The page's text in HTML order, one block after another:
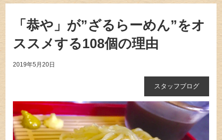
「恭や」が”ざるらーめん”をオ
ススメする108個の理由
2019年5月20日
スタッフブログ